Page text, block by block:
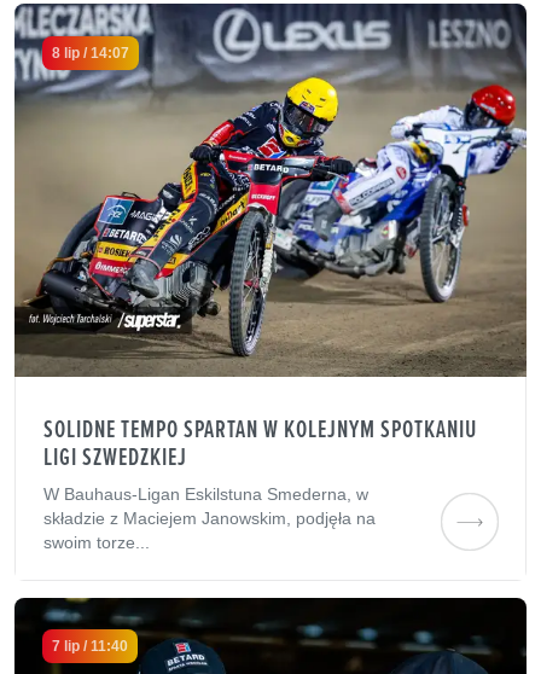
8 lip / 14:07
SOLIDNE TEMPO SPARTAN W KOLEJNYM SPOTKANIU
LIGI SZWEDZKIEJ
W Bauhaus-Ligan Eskilstuna Smederna, w
składzie z Maciejem Janowskim, podjęła na
swoim torze...
7 lip / 11:40